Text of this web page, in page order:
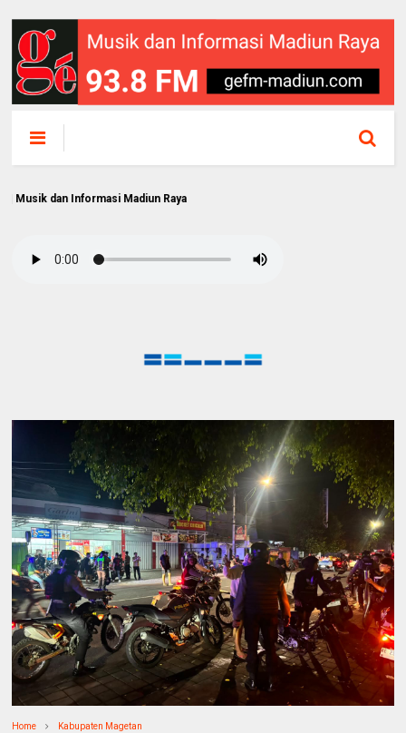
Informasi Madiun Raya
Home Kabupaten Magetan